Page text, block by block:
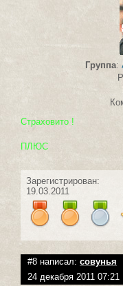
Группа:
Страховито !
ПЛЮС
Зарегистрирован:
19.03.2011
#8 написал: совунья
24 декабря 2011 07:21